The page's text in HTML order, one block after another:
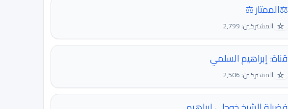
⚖الممتاز ⚖
☆ المشتركين: 2,799
قناة: إبراهيم السلمي
☆ المشتركين: 2,506